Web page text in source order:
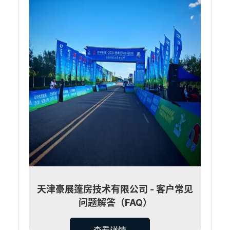
天津豪展篷房技术有限公司 - 客户常见
问题解答（FAQ）